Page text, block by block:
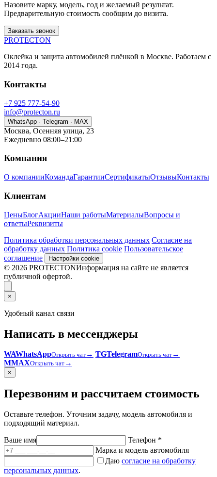
Назовите марку, модель, год и желаемый результат.
Предварительную стоимость сообщим до визита.
Заказать звонок
PROTECTON
Оклейка и защита автомобилей плёнкой в Москве. Работаем с
2014 года.
Контакты
+7 925 777-54-90
info@protecton.ru
WhatsApp · Telegram · MAX
Москва, Осенняя улица, 23
Ежедневно 08:00–21:00
Компания
О компанииКомандаГарантииСертификатыОтзывыКонтакты
Клиентам
ЦеныБлогАкцииНаши работыМатериалыВопросы и
ответыРеквизиты
Политика обработки персональных данных Согласие на
обработку данных Политика cookie Пользовательское
соглашение
Настройки cookie
© 2026 PROTECTONИнформация на сайте не является
публичной офертой.
×
Удобный канал связи
Написать в мессенджеры
WAWhatsAppОткрыть чат → TGTelegramОткрыть чат →
MMAXОткрыть чат →
×
Перезвоним и рассчитаем стоимость
Оставьте телефон. Уточним задачу, модель автомобиля и
подходящий материал.
Ваше имя
Телефон *
Марка и модель автомобиля
Даю согласие на обработку
персональных данных.